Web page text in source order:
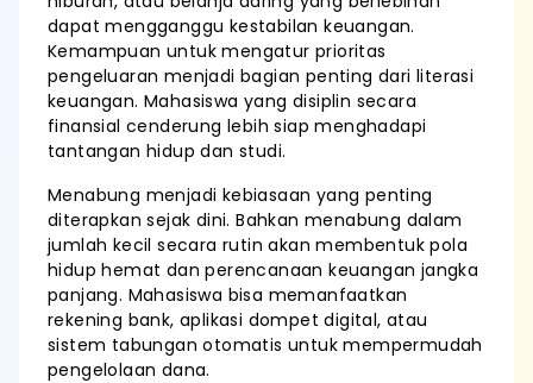
dapat mengganggu kestabilan keuangan.
Kemampuan untuk mengatur prioritas
pengeluaran menjadi bagian penting dari literasi
keuangan. Mahasiswa yang disiplin secara
finansial cenderung lebih siap menghadapi
tantangan hidup dan studi.
Menabung menjadi kebiasaan yang penting
diterapkan sejak dini. Bahkan menabung dalam
jumlah kecil secara rutin akan membentuk pola
hidup hemat dan perencanaan keuangan jangka
panjang. Mahasiswa bisa memanfaatkan
rekening bank, aplikasi dompet digital, atau
sistem tabungan otomatis untuk mempermudah
pengelolaan dana.